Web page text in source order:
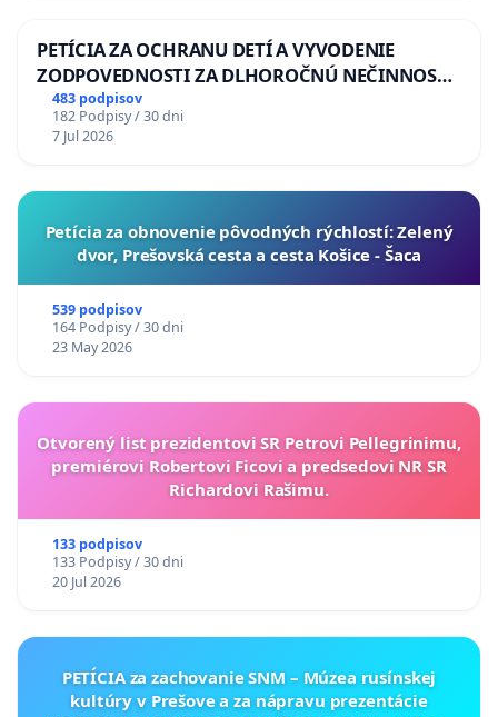
PETÍCIA ZA OCHRANU DETÍ A VYVODENIE
ZODPOVEDNOSTI ZA DLHOROČNÚ NEČINNOSŤ
A ZLYHANIE ŠTÁTU
483 podpisov
182 Podpisy / 30 dni
7 Jul 2026
​Petícia za obnovenie pôvodných rýchlostí: Zelený
dvor, Prešovská cesta a cesta Košice - Šaca
539 podpisov
164 Podpisy / 30 dni
23 May 2026
Otvorený list prezidentovi SR Petrovi Pellegrinimu,
premiérovi Robertovi Ficovi a predsedovi NR SR
Richardovi Rašimu.
133 podpisov
133 Podpisy / 30 dni
20 Jul 2026
PETÍCIA za zachovanie SNM – Múzea rusínskej
kultúry v Prešove a za nápravu prezentácie